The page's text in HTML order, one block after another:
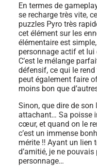
En termes de
se recharge très vite,
puzzles Pyro très
cet élément sur les
élémentaire est
personnage actif et
C’est le mélange
défensif, ce qui le
peut également faire
moins bon que
Sinon, que dire de son
attachant… Sa poisse
cœur, et quand on le
c’est un immense
mérite !! Ayant un lien
d’amitié, je ne
personnage…